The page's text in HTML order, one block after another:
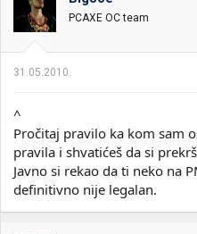
PCAXE OC team
31.05.2010.
^
Pročitaj pravilo ka kom sam
pravila i shvatićeš da si
Javno si rekao da ti neko na
definitivno nije legalan.